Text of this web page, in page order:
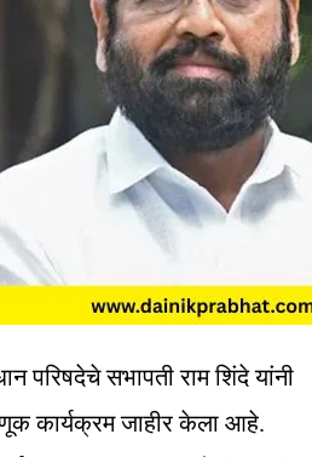
परिषदेचे सभापती राम शिंदे यांनी
कार्यक्रम जाहीर केला आहे.